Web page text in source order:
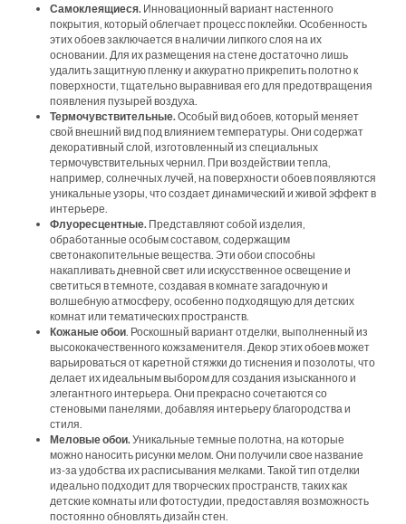
Самоклеящиеся. Инновационный вариант настенного
покрытия, который облегчает процесс поклейки. Особенность
этих обоев заключается в наличии липкого слоя на их
основании. Для их размещения на стене достаточно лишь
удалить защитную пленку и аккуратно прикрепить полотно к
поверхности, тщательно выравнивая его для предотвращения
появления пузырей воздуха.
Термочувствительные. Особый вид обоев, который меняет
свой внешний вид под влиянием температуры. Они содержат
декоративный слой, изготовленный из специальных
термочувствительных чернил. При воздействии тепла,
например, солнечных лучей, на поверхности обоев появляются
уникальные узоры, что создает динамический и живой эффект в
интерьере.
Флуоресцентные. Представляют собой изделия,
обработанные особым составом, содержащим
светонакопительные вещества. Эти обои способны
накапливать дневной свет или искусственное освещение и
светиться в темноте, создавая в комнате загадочную и
волшебную атмосферу, особенно подходящую для детских
комнат или тематических пространств.
Кожаные обои . Роскошный вариант отделки, выполненный из
высококачественного кожзаменителя. Декор этих обоев может
варьироваться от каретной стяжки до тиснения и позолоты, что
делает их идеальным выбором для создания изысканного и
элегантного интерьера. Они прекрасно сочетаются со
стеновыми панелями, добавляя интерьеру благородства и
стиля.
Меловые обои. Уникальные темные полотна, на которые
можно наносить рисунки мелом. Они получили свое название
из-за удобства их расписывания мелками. Такой тип отделки
идеально подходит для творческих пространств, таких как
детские комнаты или фотостудии, предоставляя возможность
постоянно обновлять дизайн стен.